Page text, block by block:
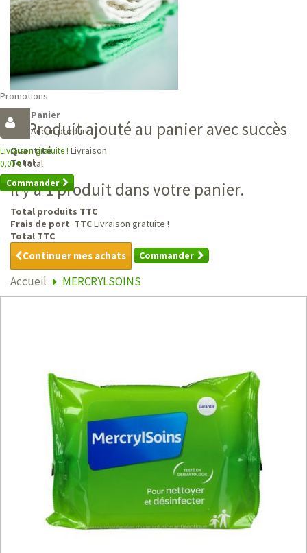
Promotions
Panier
Aucun produit
Livraison gratuite ! Livraison
0,00 €Total
Commander
Produit ajouté au panier avec succès
Quantité
Total
Il y a 1 produit dans votre panier.
Total produits TTC
Frais de port TTCLivraison gratuite !
Total TTC
Continuer mes achats Commander
Accueil MERCRYLSOINS